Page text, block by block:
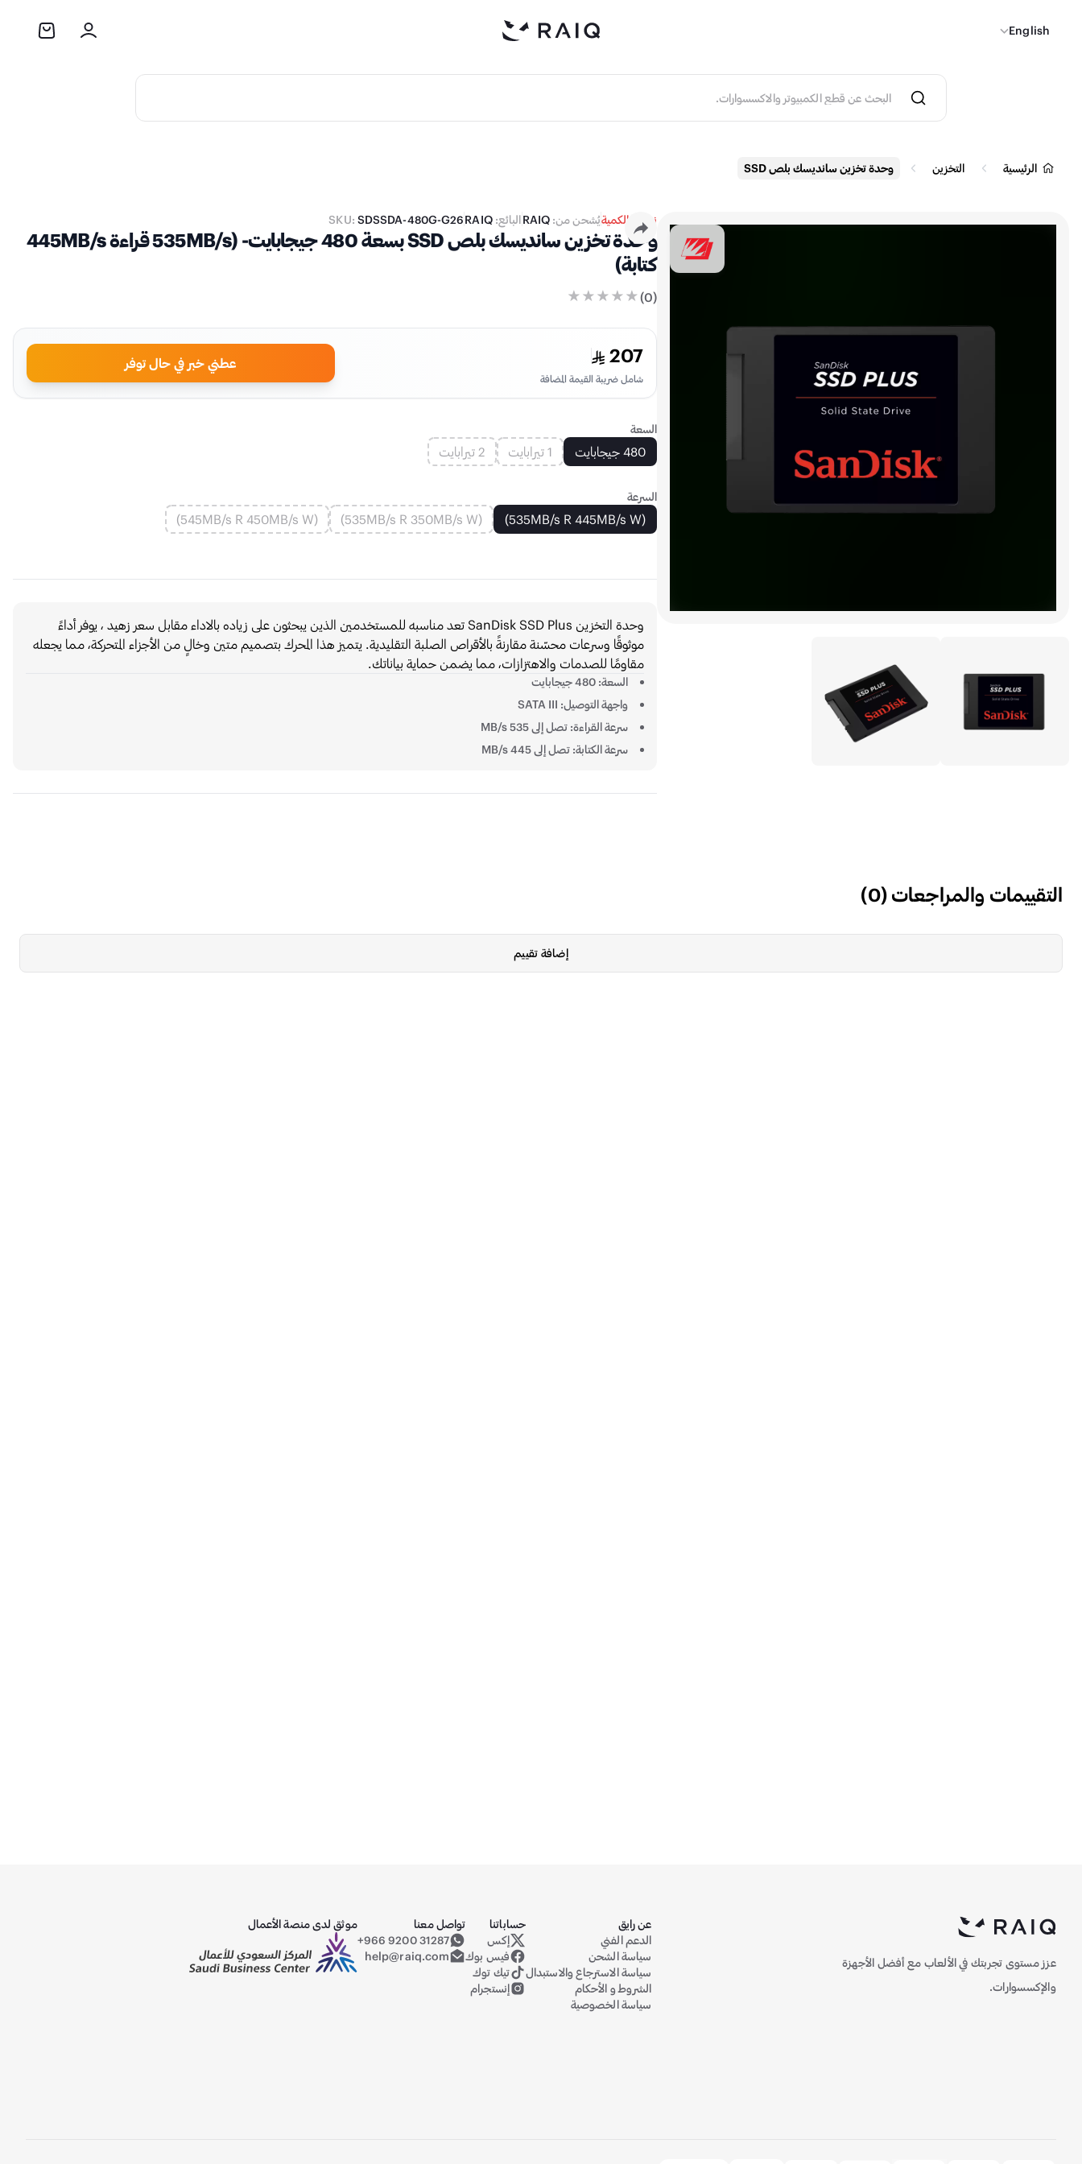
English
الرئيسية التخزين وحدة تخزين سانديسك بلص SSD
نفدت الكميةيُشحن من: RAIQالبائع: RAIQ
SKU: SDSSDA-480G-G26
وحدة تخزين سانديسك بلص SSD بسعة 480 جيجابايت- (535MB/s قراءة 445MB/s
كتابة)
(
0
)
207
شامل ضريبة القيمة المضافة
عطني خبر في حال توفر
السعة
480 جيجابايت 1 تيرابايت 2 تيرابايت
السرعة
(535MB/s R 445MB/s W)
(535MB/s R 350MB/s W)
(545MB/s R 450MB/s W)
وحدة التخزين SanDisk SSD Plus تعد مناسبه للمستخدمين الذين يبحثون على زياده بالاداء مقابل سعر زهيد ، يوفر أداءً
موثوقًا وسرعات محسّنة مقارنةً بالأقراص الصلبة التقليدية. يتميز هذا المحرك بتصميم متين وخالٍ من الأجزاء المتحركة، مما يجعله
مقاومًا للصدمات والاهتزازات، مما يضمن حماية بياناتك.
السعة: 480 جيجابايت
واجهة التوصيل: SATA III
سرعة القراءة: تصل إلى 535 MB/s
سرعة الكتابة: تصل إلى 445 MB/s
التقييمات والمراجعات(
0
)
إضافة تقييم
عزز مستوى تجربتك في الألعاب مع أفضل الأجهزة
والإكسسوارات.
عن رايق
الدعم الفني
سياسة الشحن
سياسة الاسترجاع والاستبدال
الشروط و الأحكام
سياسة الخصوصية
حساباتنا
حساب رايق على منصة إكس (تويتر سابقاً)
إكس
فيس بوك
تيك توك
إنستجرام
تواصل معنا
+966 9200 31287
help@raiq.com
موثق لدى منصة الأعمال